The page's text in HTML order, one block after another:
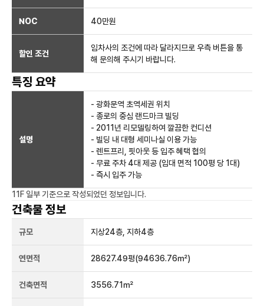
NOC 40만원
할인 조건
임차사의 조건에 따라 달라지므로 우측 버튼을 통
해 문의해 주시기 바랍니다.
특징 요약
설명
- 광화문역 초역세권 위치
- 종로의 중심 랜드마크 빌딩
- 2011년 리모델링하여 깔끔한 컨디션
- 빌딩 내 대형 세미나실 이용 가능
- 렌트프리, 핏아웃 등 입주 혜택 협의
- 무료 주차 4대 제공 (임대 면적 100평 당 1대)
- 즉시 입주 가능
11F 일부 기준으로 작성되었던 정보입니다.
건축물 정보
규모 지상24층, 지하4층
연면적 28627.49평(94636.76㎡)
건축면적 3556.71㎡